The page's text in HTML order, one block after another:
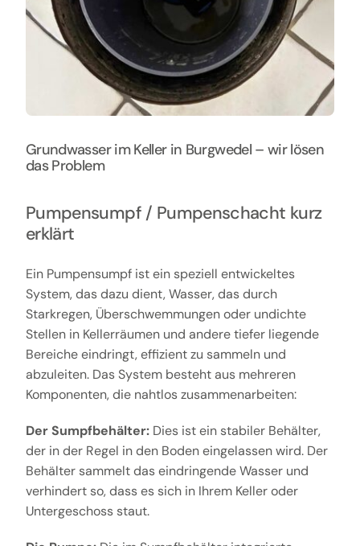
Grundwasser im Keller in Burgwedel – wir lösen
das Problem
Pumpensumpf / Pumpenschacht kurz
erklärt
Ein Pumpensumpf ist ein speziell entwickeltes
System, das dazu dient, Wasser, das durch
Starkregen, Überschwemmungen oder undichte
Stellen in Kellerräumen und andere tiefer liegende
Bereiche eindringt, effizient zu sammeln und
abzuleiten. Das System besteht aus mehreren
Komponenten, die nahtlos zusammenarbeiten:
Der Sumpfbehälter:Dies ist ein stabiler Behälter,
der in der Regel in den Boden eingelassen wird. Der
Behälter sammelt das eindringende Wasser und
verhindert so, dass es sich in Ihrem Keller oder
Untergeschoss staut.